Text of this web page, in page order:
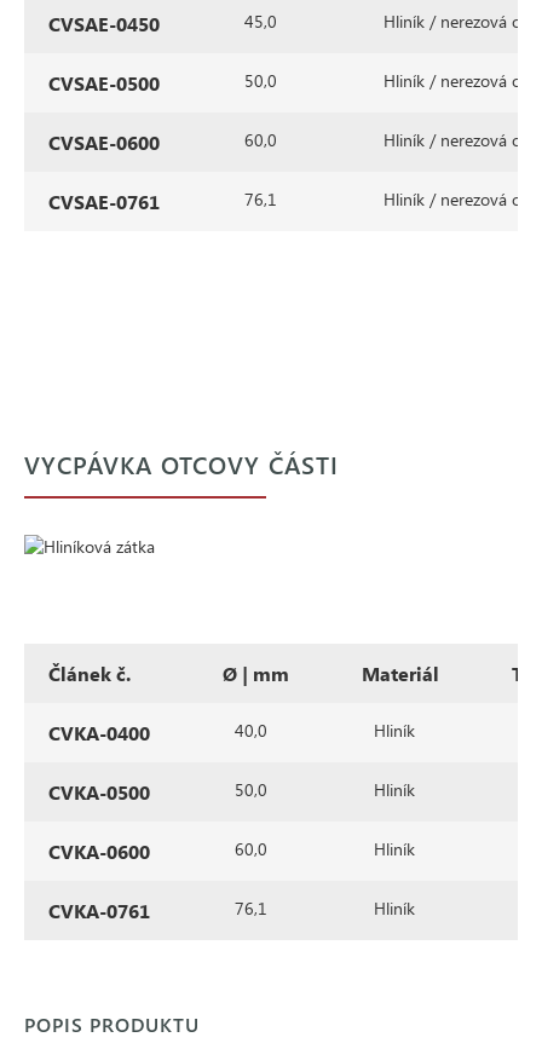
CVSAE-0450 45,0 Hliník / nerezová ocel
CVSAE-0500 50,0 Hliník / nerezová ocel
CVSAE-0600 60,0 Hliník / nerezová ocel
CVSAE-0761 76,1 Hliník / nerezová ocel
VYCPÁVKA OTCOVY ČÁSTI
Článek č. Ø | mm Materiál
CVKA-0400 40,0 Hliník
CVKA-0500 50,0 Hliník
CVKA-0600 60,0 Hliník
CVKA-0761 76,1 Hliník
POPIS PRODUKTU